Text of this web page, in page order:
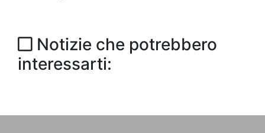
Notizie che potrebbero
interessarti: